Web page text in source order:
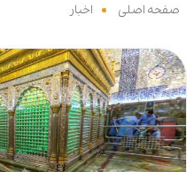
صفحه اصلی اخبار